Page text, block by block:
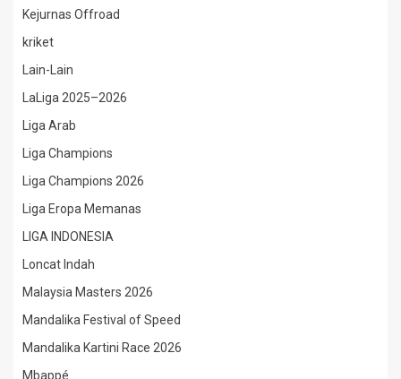
Kejurnas Offroad
kriket
Lain-Lain
LaLiga 2025–2026
Liga Arab
Liga Champions
Liga Champions 2026
Liga Eropa Memanas
LIGA INDONESIA
Loncat Indah
Malaysia Masters 2026
Mandalika Festival of Speed
Mandalika Kartini Race 2026
Mbappé